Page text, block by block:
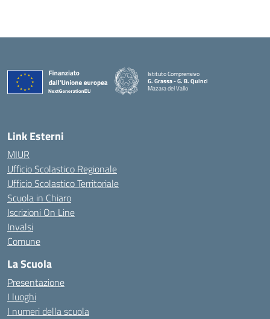
Istituto Comprensivo
G. Grassa - G. B. Quinci
Mazara del Vallo
Link Esterni
MIUR
Ufficio Scolastico Regionale
Ufficio Scolastico Territoriale
Scuola in Chiaro
Iscrizioni On Line
Invalsi
Comune
La Scuola
Presentazione
I luoghi
I numeri della scuola